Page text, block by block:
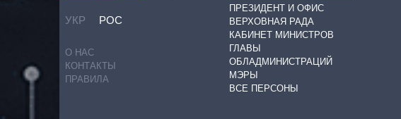
УКР РОС
О НАС
КОНТАКТЫ
ПРАВИЛА
ПРЕЗИДЕНТ И ОФИС
ВЕРХОВНАЯ РАДА
КАБИНЕТ МИНИСТРОВ
ГЛАВЫ
ОБЛАДМИНИСТРАЦИЙ
МЭРЫ
ВСЕ ПЕРСОНЫ